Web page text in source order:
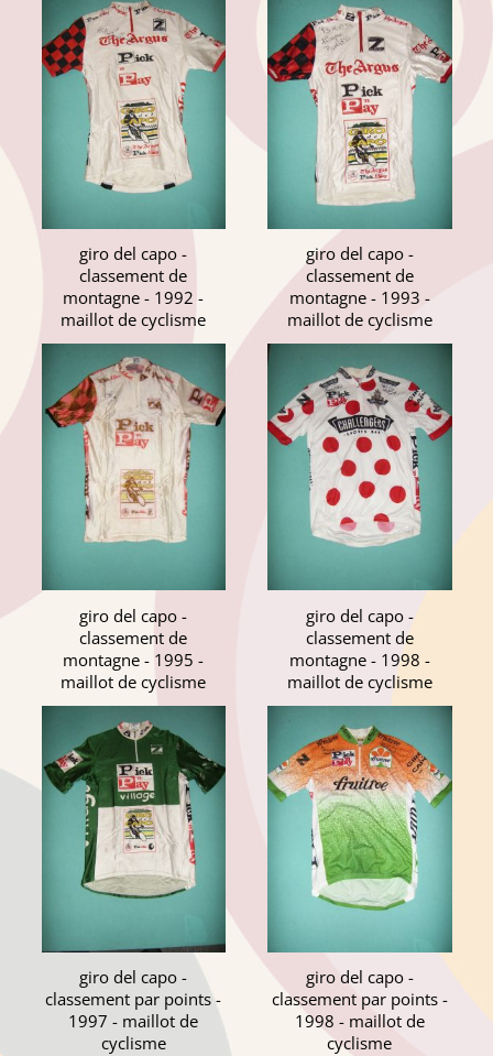
giro del capo -
classement de
montagne - 1992 -
maillot de cyclisme
giro del capo -
classement de
montagne - 1993 -
maillot de cyclisme
giro del capo -
classement de
montagne - 1995 -
maillot de cyclisme
giro del capo -
classement de
montagne - 1998 -
maillot de cyclisme
giro del capo -
classement par points -
1997 - maillot de
cyclisme
giro del capo -
classement par points -
1998 - maillot de
cyclisme